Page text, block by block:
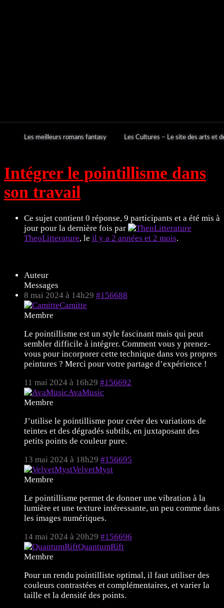
Les meilleurs romans fantasy Les Cultures – Le site des arts et
Intégrer le pointillisme dans
son travail
Ce sujet contient 0 réponse, 9 participants et a été mis à
jour pour la dernière fois par
TheoLitterature, le il y a 2 années et 2 mois.
Auteur
Messages
8 mai 2024 à 14h29 #156688
Camitte
Membre
Le pointillisme est un style fascinant mais qui peut
sembler difficile à intégrer. Comment vous y prenez-
vous pour incorporer cette technique dans vos propres
peintures ? Merci pour votre partage d’expérience !
11 mai 2024 à 16h29 #156692
AvaMusic
Membre
J’utilise le pointillisme pour créer des variations de
teintes et des dégradés subtils, en juxtaposant des
petits points de couleur pure.
13 mai 2024 à 18h29 #156695
VelvetMyst
Membre
Le pointillisme permet de donner une vibration à la
lumière et une texture intéressante, un peu comme dans
les images numériques.
14 mai 2024 à 20h29 #156696
QuantumRift
Membre
Pour un rendu pointilliste optimal, il faut utiliser des
couleurs contrastées et complémentaires, et varier la
taille et la densité des points.